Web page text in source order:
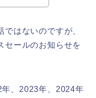
はないのですが、
セールのお知らせを
、2023年、2024年